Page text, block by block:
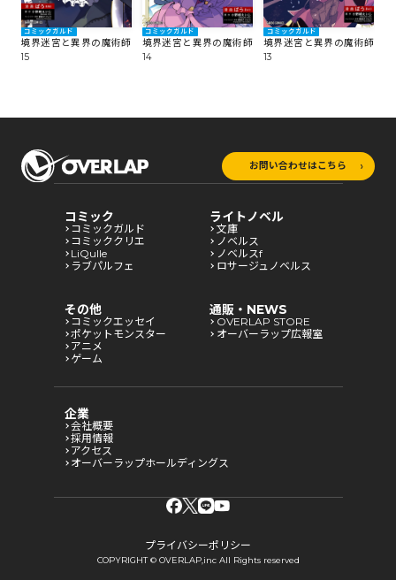
コミックガルド
境界迷宮と異界の魔術師
15
コミックガルド
境界迷宮と異界の魔術師
14
コミックガルド
境界迷宮と異界の魔術師
13
お問い合わせはこちら
コミック
コミックガルド
コミッククリエ
LiQulle
ラブパルフェ
ライトノベル
文庫
ノベルス
ノベルスf
ロサージュノベルス
その他
コミックエッセイ
ポケットモンスター
アニメ
ゲーム
通販・NEWS
OVERLAP STORE
オーバーラップ広報室
企業
会社概要
採用情報
アクセス
オーバーラップホールディングス
プライバシーポリシー
COPYRIGHT © OVERLAP,inc All Rights reserved